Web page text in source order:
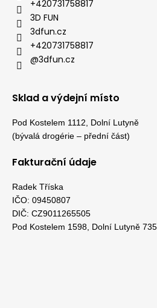
+420731758817
3D FUN
3dfun.cz
+420731758817
@3dfun.cz
Sklad a výdejní místo
Pod Kostelem 1112, Dolní Lutyně
(bývalá drogérie – přední část)
Fakturační údaje
Radek Tříska
IČO: 09450807
DIČ: CZ9011265505
Pod Kostelem 1598, Dolní Lutyně